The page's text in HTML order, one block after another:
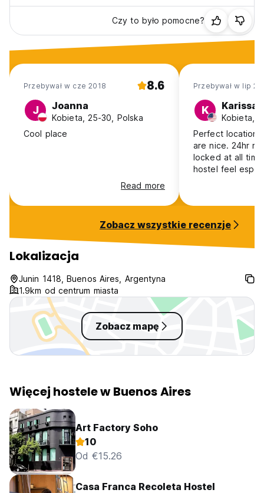
Czy to było pomocne?
Przebywał w cze 2018 8.6
J Joanna
Kobieta, 25-30, Polska
Cool place
Read more
Przebywał w lip
K Karissa
Kobieta,
Perfect location!
are nice. 24hr
locked at all
hostel feel
pleasant were
the kitchen
with in the
overlooked
Zobacz wszystkie recenzje
Lokalizacja
Junin 1418, Buenos Aires, Argentyna
1.9km od centrum miasta
Zobacz mapę
Więcej hostele w Buenos Aires
Art Factory Soho
10
Od €15.26
Casa Franca Recoleta Hostel